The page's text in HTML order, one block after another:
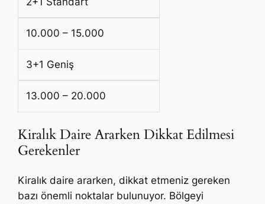
10.000 – 15.000
3+1 Geniş
13.000 – 20.000
Kiralık Daire Ararken Dikkat Edilmesi
Gerekenler
Kiralık daire ararken, dikkat etmeniz gereken
bazı önemli noktalar bulunuyor. Bölgeyi